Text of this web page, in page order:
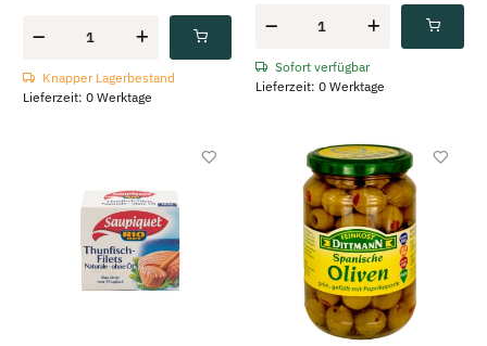
Knapper Lagerbestand
Lieferzeit: 0 Werktage
Sofort verfügbar
Lieferzeit: 0 Werktage